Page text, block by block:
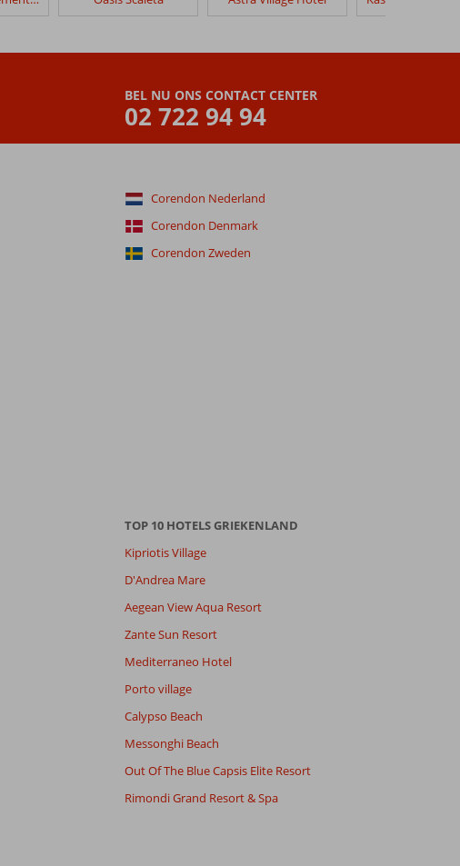
BEL NU ONS CONTACT CENTER
02 722 94 94
Corendon Nederland
Corendon Denmark
Corendon Zweden
TOP 10 HOTELS GRIEKENLAND
Kipriotis Village
D'Andrea Mare
Aegean View Aqua Resort
Zante Sun Resort
Mediterraneo Hotel
Porto village
Calypso Beach
Messonghi Beach
Out Of The Blue Capsis Elite Resort
Rimondi Grand Resort & Spa